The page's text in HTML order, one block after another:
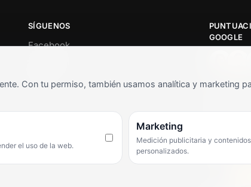
SÍGUENOS
Facebook
GOOGLE
★★★★★
con
siempre
servicio de
Con tu permiso, también usamos analítica y marketing
el uso de la web.
Marketing
Medición publicitaria y contenidos
personalizados.